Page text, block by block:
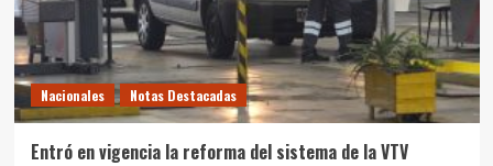
Nacionales Notas Destacadas
Entró en vigencia la reforma del sistema de la VTV